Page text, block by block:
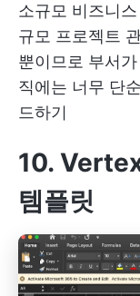
소규모 비즈니
규모 프로젝트
뿐이므로 부서
직에는 너무 단
드하기
10.
템플릿